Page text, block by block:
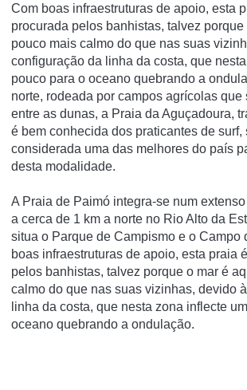
Com boas infraestruturas de apoio, esta
procurada pelos banhistas, talvez
pouco mais calmo do que nas suas
configuração da linha da costa, que
pouco para o oceano quebrando a
norte, rodeada por campos agrícolas que
entre as dunas, a Praia da Aguçadoura,
é bem conhecida dos praticantes de surf,
considerada uma das melhores do país
desta modalidade.
A Praia de Paimó integra-se num
a cerca de 1 km a norte no Rio Alto da
situa o Parque de Campismo e o Campo
boas infraestruturas de apoio, esta praia
pelos banhistas, talvez porque o mar é
calmo do que nas suas vizinhas, devido
linha da costa, que nesta zona inflecte
oceano quebrando a ondulação.